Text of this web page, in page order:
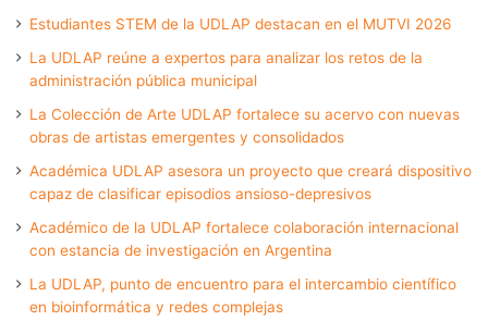
Estudiantes STEM de la UDLAP destacan en el MUTVI 2026
La UDLAP reúne a expertos para analizar los retos de la
administración pública municipal
La Colección de Arte UDLAP fortalece su acervo con nuevas
obras de artistas emergentes y consolidados
Académica UDLAP asesora un proyecto que creará dispositivo
capaz de clasificar episodios ansioso-depresivos
Académico de la UDLAP fortalece colaboración internacional
con estancia de investigación en Argentina
La UDLAP, punto de encuentro para el intercambio científico
en bioinformática y redes complejas